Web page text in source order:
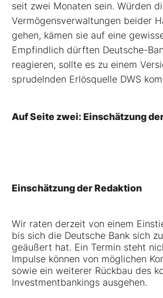
seit zwei Monaten sein. Würden
Vermögensverwaltungen beider
gehen, kämen sie auf eine
Empfindlich dürften Deutsche-
reagieren, sollte es zu einem
sprudelnden Erlösquelle DWS
Auf Seite zwei: Einschätzung
Einschätzung der Redaktion
Wir raten derzeit von einem
bis sich die Deutsche Bank sich
geäußert hat. Ein Termin steht
Impulse können von möglichen
sowie ein weiterer Rückbau des
Investmentbankings ausgehen.